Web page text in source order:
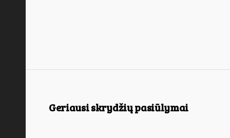
Geriausi skrydžių pasiūlymai